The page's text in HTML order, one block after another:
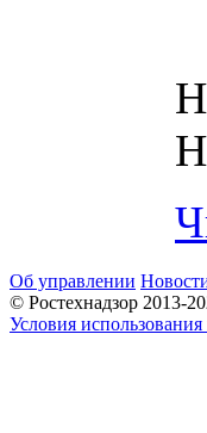
Об управлении
© Ростехнадзор 2013-
Условия использования